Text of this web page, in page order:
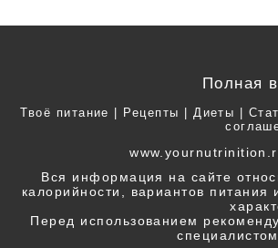
Полная
Твоё питание | Рецепты | Диеты |
Вся информация на сайте
калорийности, вариантов
Перед использованием